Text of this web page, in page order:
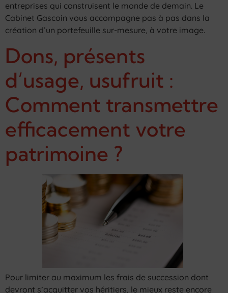
entreprises qui construisent le monde de demain. Le
Cabinet Gascoin vous accompagne pas à pas dans la
création d’un portefeuille sur-mesure, à votre image.
Dons, présents
d’usage, usufruit :
Comment transmettre
efficacement votre
patrimoine ?
Pour limiter au maximum les frais de succession dont
devront s’acquitter vos héritiers, le mieux reste encore